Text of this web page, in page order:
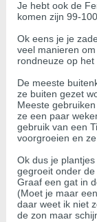
Je hebt ook de
komen zijn 99-
Ok eens je je
veel manieren
rondneuze op het
De meeste
ze buiten gezet
Meeste
ze een paar
gebruik van een
voorgroeien en
Ok dus je
gegroeit onder de
Graaf een gat in
(Moet je maar
daar weet ik niet
de zon maar